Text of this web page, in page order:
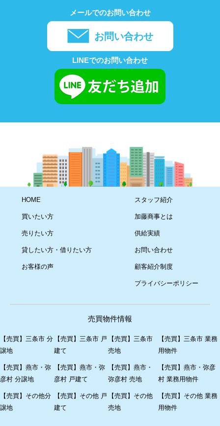
メールでのお問い合わせ
お問い合わせ
LINEでのお問い合わせ
HOME
買いたい方
売りたい方
貸したい方・借りたい方
お客様の声
スタッフ紹介
加藤商事とは
供給実績
お問い合わせ
顧客紹介制度
プライバシーポリシー
売買物件情報
【売買】三条市 分
譲地
【売買】燕市・弥
彦村 分譲地
【売買】その他分
譲地
【売買】三条市 戸
建て
【売買】燕市・弥
彦村 戸建て
【売買】その他 戸
建て
【売買】三条市
売地
【売買】燕市・
弥彦村 売地
【売買】その他
売地
【売買】三条市 業務
用物件
【売買】燕市・弥彦
村 業務用物件
【売買】その他 業務
用物件